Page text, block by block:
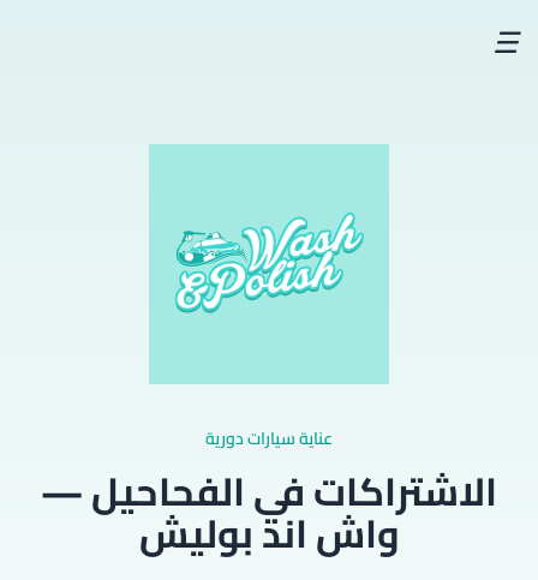
☰
عناية سيارات دورية
الاشتراكات في الفحاحيل —
واش اند بوليش